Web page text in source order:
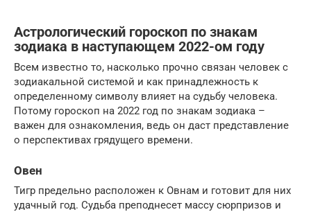
Астрологический гороскоп по знакам
зодиака в наступающем 2022-ом году
Всем известно то, насколько прочно связан человек с
зодиакальной системой и как принадлежность к
определенному символу влияет на судьбу человека.
Потому гороскоп на 2022 год по знакам зодиака –
важен для ознакомления, ведь он даст представление
о перспективах грядущего времени.
Овен
Тигр предельно расположен к Овнам и готовит для них
удачный год. Судьба преподнесет массу сюрпризов и